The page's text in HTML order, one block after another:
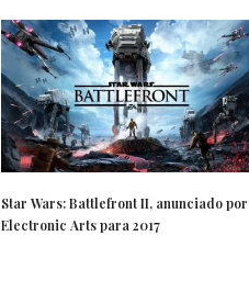
Star Wars: Battlefront II, anunciado por
Electronic Arts para 2017